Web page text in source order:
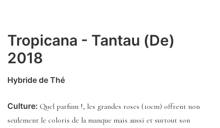
Tropicana - Tantau (De)
2018
Hybride de Thé
Culture: Quel parfum !, les grandes roses (10cm) offrent non
seulement le coloris de la manque mais aussi et surtout son